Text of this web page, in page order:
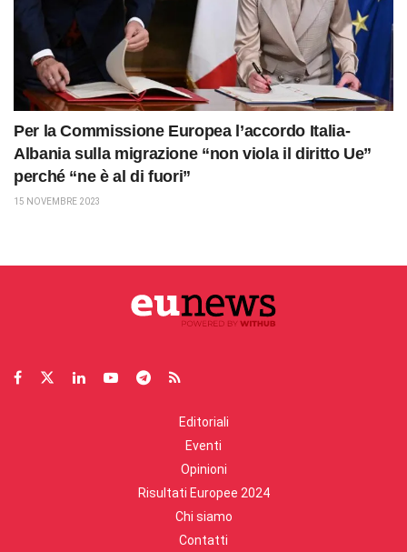
Per la Commissione Europea l’accordo Italia-
Albania sulla migrazione “non viola il diritto Ue”
perché “ne è al di fuori”
15 NOVEMBRE 2023
Editoriali
Eventi
Opinioni
Risultati Europee 2024
Chi siamo
Contatti